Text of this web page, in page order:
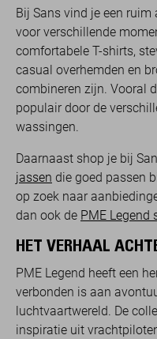
Bij Sans vind je een
voor verschillende
comfortabele T-shirts,
casual overhemden en
combineren zijn. Vooral
populair door de
wassingen.
Daarnaast shop je bij
jassen die goed passen
op zoek naar
dan ook de PME Legend
HET VERHAAL
PME Legend heeft een
verbonden is aan
luchtvaartwereld. De
inspiratie uit